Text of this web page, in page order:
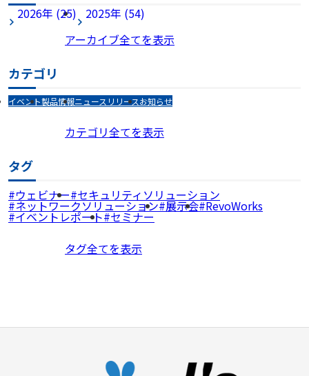
2026年 (25)
2025年 (54)
アーカイブ全てを表示
カテゴリ
イベント製品情報ニュースリリースお知らせ
カテゴリ全てを表示
タグ
ウェビナー セキュリティソリューション
ネットワークソリューション 展示会 RevoWorks
イベントレポート セミナー
タグ全てを表示